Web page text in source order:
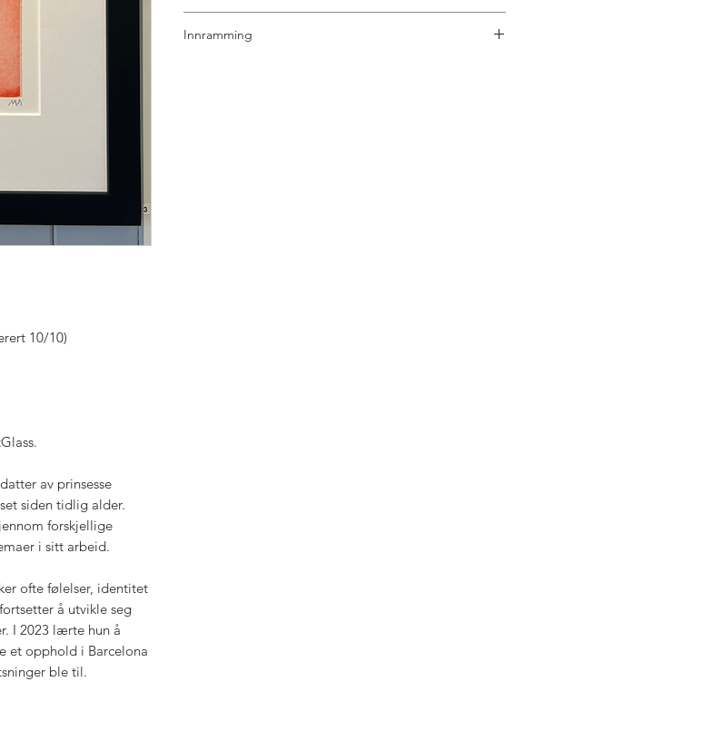
10/10)
av prinsesse
siden tidlig alder.
forskjellige
i sitt arbeid.
ofte følelser, identitet
å utvikle seg
I 2023 lærte hun å
et opphold i Barcelona
ble til.
Innramming